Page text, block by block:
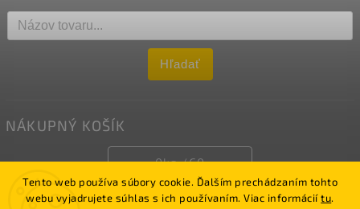
Tento web používa súbory cookie. Ďalším prechádzaním tohto
webu vyjadrujete súhlas s ich používaním. Viac informáciítu.
Hľadať
NÁKUPNÝ KOŠÍK
0ks /€0